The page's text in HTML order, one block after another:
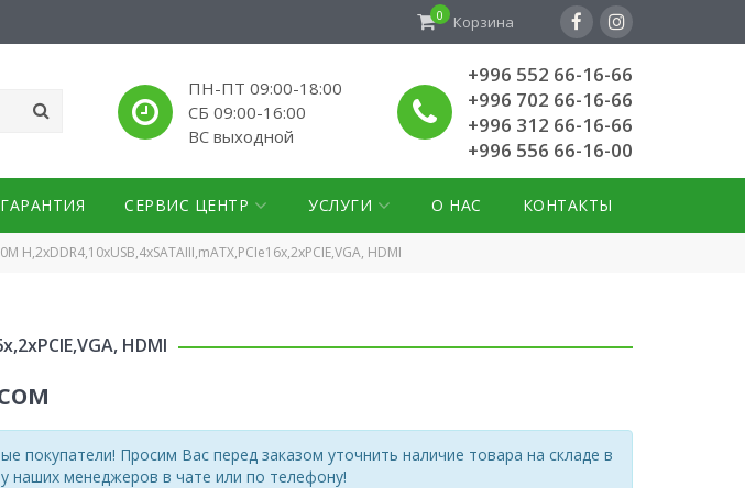
0 Корзина
ПН-ПТ 09:00-18:00
СБ 09:00-16:00
ВС выходной
+996 552 66-16-66
+996 702 66-16-66
+996 312 66-16-66
+996 556 66-16-00
ГАРАНТИЯ СЕРВИС ЦЕНТР УСЛУГИ О НАС КОНТАКТЫ
H,2xDDR4,10xUSB,4xSATAIII,mATX,PCIe16x,2xPCIE,VGA, HDMI
HDMI
покупатели! Просим Вас перед заказом уточнить наличие товара на складе в
наших менеджеров в чате или по телефону!